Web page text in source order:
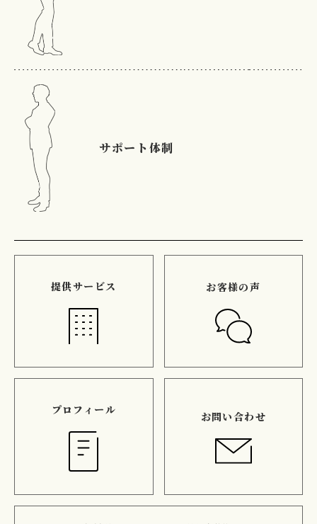
サポート体制
提供サービス お客様の声
プロフィール
お問い合わせ